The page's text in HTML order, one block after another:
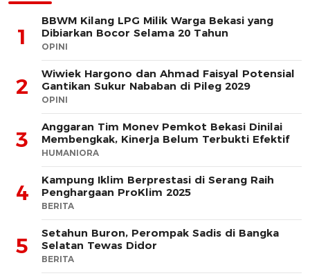
1
BBWM Kilang LPG Milik Warga Bekasi yang
Dibiarkan Bocor Selama 20 Tahun
OPINI
2
Wiwiek Hargono dan Ahmad Faisyal Potensial
Gantikan Sukur Nababan di Pileg 2029
OPINI
3
Anggaran Tim Monev Pemkot Bekasi Dinilai
Membengkak, Kinerja Belum Terbukti Efektif
HUMANIORA
4
Kampung Iklim Berprestasi di Serang Raih
Penghargaan ProKlim 2025
BERITA
5
Setahun Buron, Perompak Sadis di Bangka
Selatan Tewas Didor
BERITA